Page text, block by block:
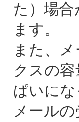
た）場
ます。
また、
クスの
ぱいに
メール